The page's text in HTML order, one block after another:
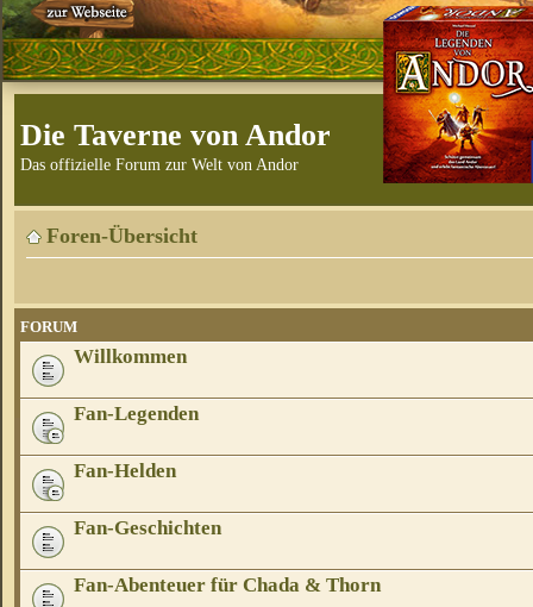
Die Taverne von Andor
Das offizielle Forum zur Welt von Andor
Foren-Übersicht
FORUM
Willkommen
Fan-Legenden
Fan-Helden
Fan-Geschichten
Fan-Abenteuer für Chada & Thorn